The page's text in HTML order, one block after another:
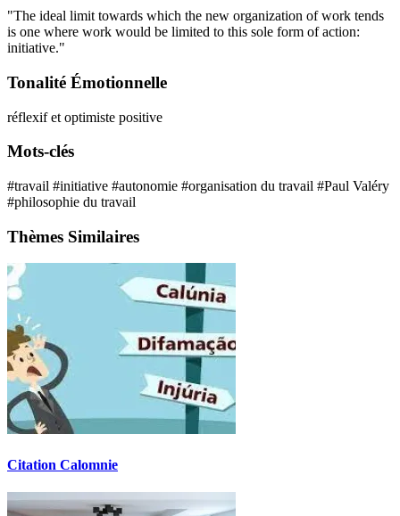
"The ideal limit towards which the new organization of work tends
is one where work would be limited to this sole form of action:
initiative."
Tonalité Émotionnelle
réflexif et optimiste positive
Mots-clés
#travail #initiative #autonomie #organisation du travail #Paul Valéry
#philosophie du travail
Thèmes Similaires
Citation Calomnie